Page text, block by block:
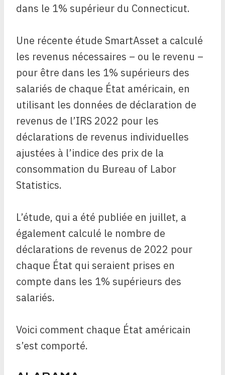
dans le 1% supérieur du Connecticut.
Une récente étude SmartAsset a calculé
les revenus nécessaires – ou le revenu –
pour être dans les 1% supérieurs des
salariés de chaque État américain, en
utilisant les données de déclaration de
revenus de l’IRS 2022 pour les
déclarations de revenus individuelles
ajustées à l’indice des prix de la
consommation du Bureau of Labor
Statistics.
L’étude, qui a été publiée en juillet, a
également calculé le nombre de
déclarations de revenus de 2022 pour
chaque État qui seraient prises en
compte dans les 1% supérieurs des
salariés.
Voici comment chaque État américain
s’est comporté.